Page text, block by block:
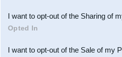
Downstream Participants
third parties.
I want to opt-out of the Sharing of
Opted In
I want to opt-out of the Sale of my